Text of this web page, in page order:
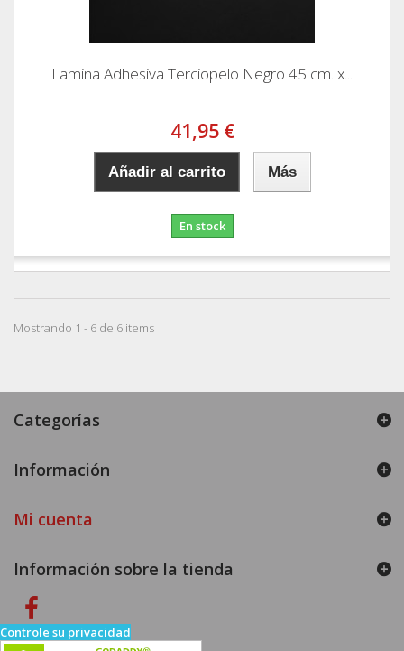
Lamina Adhesiva Terciopelo Negro 45 cm. x...
41,95 €
Añadir al carrito Más
En stock
Mostrando 1 - 6 de 6 items
Categorías
Información
Mi cuenta
Información sobre la tienda
Controle su privacidad